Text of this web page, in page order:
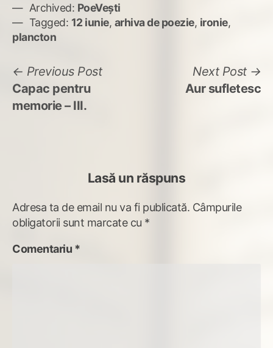
Archived: PoeVești
Tagged: 12 iunie, arhiva de poezie, ironie,
plancton
Navigare
în
Previous PostPrevious
Capac pentru
memorie – III.
Next Post
Aur sufletesc
Lasă un răspuns
Adresa ta de email nu va fi publicată. Câmpurile
obligatorii sunt marcate cu *
Comentariu *